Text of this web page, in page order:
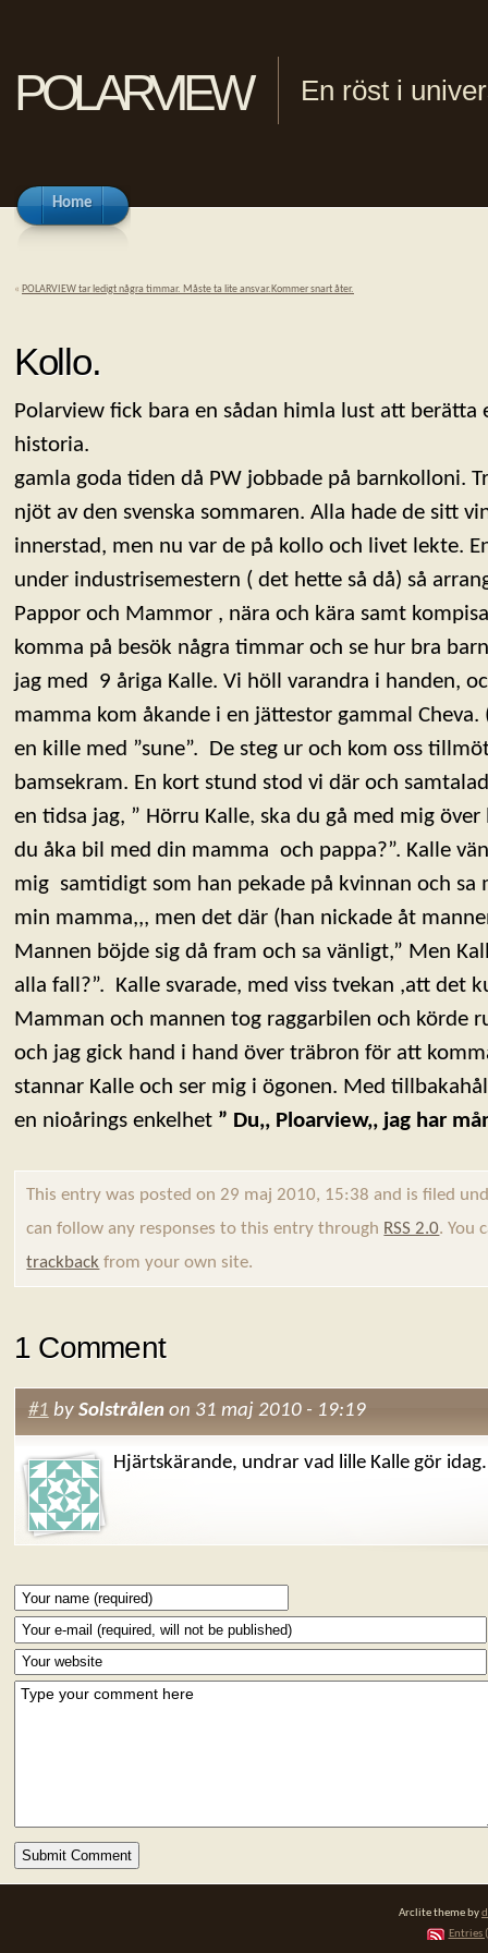
polarview En röst i
Home
« POLARVIEW tar ledigt några timmar. Måste ta lite ansvar.Kommer snart åter.
Kollo.
Polarview fick bara en sådan himla lust att berätta
historia. Det hela
gamla goda tiden då PW jobbade på barnkolloni.
njöt av den svenska sommaren. Alla hade de sitt
innerstad, men nu var de på kollo och livet lekte.
under industrisemestern ( det hette så då) så
Pappor och Mammor , nära och kära samt
komma på besök några timmar och se hur bra
jag med 9 åriga Kalle. Vi höll varandra i handen,
mamma kom åkande i en jättestor gammal Cheva.
en kille med ”sune”. De steg ur och kom oss
bamsekram. En kort stund stod vi där och
en tidsa jag, ” Hörru Kalle, ska du gå med mig
du åka bil med din mamma och pappa?”. Kalle
mig samtidigt som han pekade på kvinnan och sa
min mamma,,, men det där (han nickade åt
Mannen böjde sig då fram och sa vänligt,” Men
alla fall?”. Kalle svarade, med viss tvekan ,att det
Mamman och mannen tog raggarbilen och körde
och jag gick hand i hand över träbron för att
stannar Kalle och ser mig i ögonen. Med
en nioårings enkelhet ” Du,, Ploarview,, jag har
This entry was posted on 29 maj 2010, 15:38 and is filed
can follow any responses to this entry through RSS 2.0. You
trackback from your own site.
1 Comment
#1 by Solstrålenon 31 maj 2010 - 19:19
Hjärtskärande, undrar vad lille Kalle gör
Arclite theme by
Entries